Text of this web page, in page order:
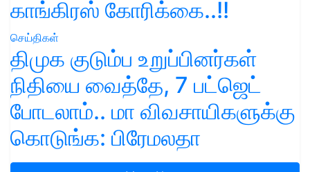
காங்கிரஸ் கோரிக்கை..!!
செய்திகள்
திமுக குடும்ப உறுப்பினர்கள்
நிதியை வைத்தே, 7 பட்ஜெட்
போடலாம்.. மா விவசாயிகளுக்கு
கொடுங்க: பிரேமலதா